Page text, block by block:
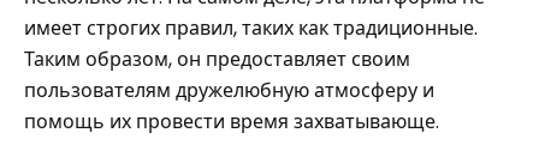
имеет строгих правил, таких как традиционные.
Таким образом, он предоставляет своим
пользователям дружелюбную атмосферу и
помощь их провести время захватывающе.